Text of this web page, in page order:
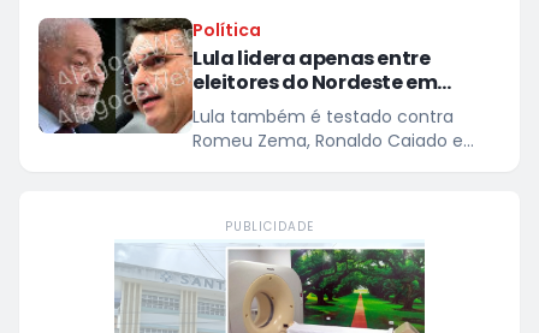
Política
Lula lidera apenas entre
eleitores do Nordeste em
eventual 2º turno contra Flávio
Bolsonaro, aponsta Quaest
Lula também é testado contra
Romeu Zema, Ronaldo Caiado e
PUBLICIDADE